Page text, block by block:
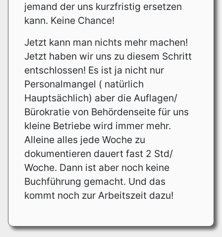
jemand der uns kurzfristig ersetzen
kann. Keine Chance!
Jetzt kann man nichts mehr machen!
Jetzt haben wir uns zu diesem Schritt
entschlossen! Es ist ja nicht nur
Personalmangel ( natürlich
Hauptsächlich) aber die Auflagen/
Bürokratie von Behördenseite für uns
kleine Betriebe wird immer mehr.
Alleine alles jede Woche zu
dokumentieren dauert fast 2 Std/
Woche. Dann ist aber noch keine
Buchführung gemacht. Und das
kommt noch zur Arbeitszeit dazu!